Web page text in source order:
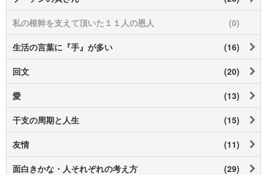
私の根幹を支えて頂いた１１人の恩人 (0)
生活の言葉に『手』が多い (16)
回文 (20)
愛 (13)
干支の周期と人生 (15)
友情 (11)
面白きかな・人それぞれの考え方 (29)